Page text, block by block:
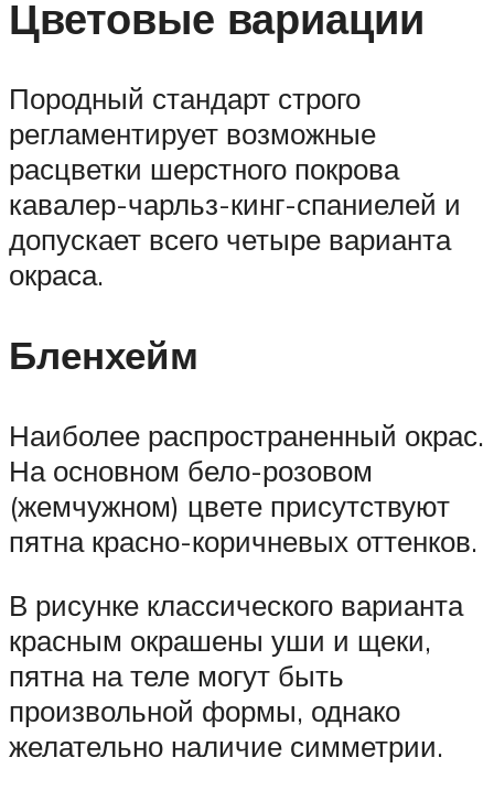
Цветовые вариации
Породный стандарт строго
регламентирует возможные
расцветки шерстного покрова
кавалер-чарльз-кинг-спаниелей и
допускает всего четыре варианта
окраса.
Бленхейм
Наиболее распространенный окрас.
На основном бело-розовом
(жемчужном) цвете присутствуют
пятна красно-коричневых оттенков.
В рисунке классического варианта
красным окрашены уши и щеки,
пятна на теле могут быть
произвольной формы, однако
желательно наличие симметрии.